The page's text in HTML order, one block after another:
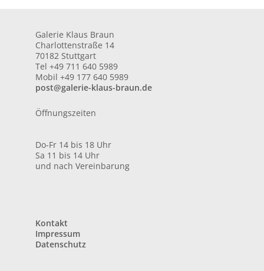
Galerie Klaus Braun
Charlottenstraße 14
70182 Stuttgart
Tel +49 711 640 5989
Mobil +49 177 640 5989
post@galerie-klaus-braun.de
Öffnungszeiten
Do-Fr 14 bis 18 Uhr
Sa 11 bis 14 Uhr
und nach Vereinbarung
Kontakt
Impressum
Datenschutz